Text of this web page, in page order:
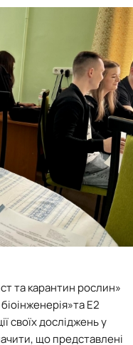
та карантин рослин»
таE2
своїх досліджень у
що представлені